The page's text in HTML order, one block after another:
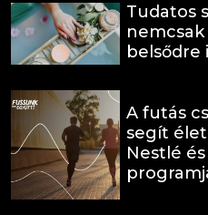
Tudatos
belsődre
A futás
segít
Nestlé